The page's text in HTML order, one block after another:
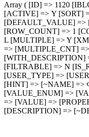
Array ( [ID] => 1120
[ACTIVE] => Y [SORT]
[DEFAULT_VALUE] =>
[ROW_COUNT] => 1
L [MULTIPLE] => Y
=> [MULTIPLE_CNT]
[WITH_DESCRIPTION]
[FILTRABLE] => N
[USER_TYPE] =>
[HINT] => [~NAME] =>
[VALUE_ENUM] =>
=> [VALUE] =>
[DESCRIPTION] =>